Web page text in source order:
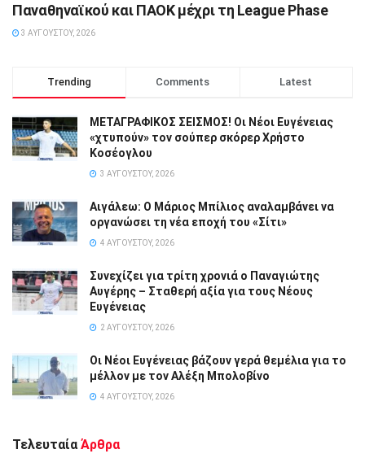
Παναθηναϊκού και ΠΑΟΚ μέχρι τη League Phase
3 ΑΥΓΟΎΣΤΟΥ, 2026
Trending Comments Latest
ΜΕΤΑΓΡΑΦΙΚΟΣ ΣΕΙΣΜΟΣ! Οι Νέοι Ευγένειας
«χτυπούν» τον σούπερ σκόρερ Χρήστο
Κοσέογλου
3 ΑΥΓΟΎΣΤΟΥ, 2026
Αιγάλεω: Ο Μάριος Μπίλιος αναλαμβάνει να
οργανώσει τη νέα εποχή του «Σίτι»
4 ΑΥΓΟΎΣΤΟΥ, 2026
Συνεχίζει για τρίτη χρονιά ο Παναγιώτης
Αυγέρης – Σταθερή αξία για τους Νέους
Ευγένειας
2 ΑΥΓΟΎΣΤΟΥ, 2026
Οι Νέοι Ευγένειας βάζουν γερά θεμέλια για το
μέλλον με τον Αλέξη Μπολοβίνο
4 ΑΥΓΟΎΣΤΟΥ, 2026
Τελευταία Άρθρα